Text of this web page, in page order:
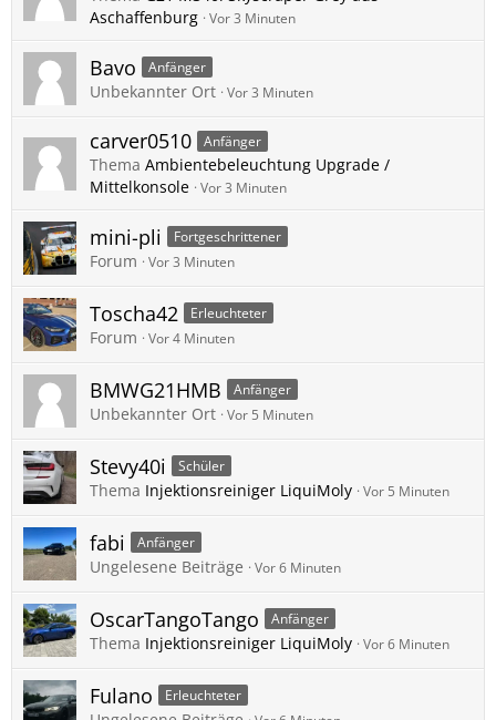
Aschaffenburg Vor 3 Minuten
Bavo Anfänger
Unbekannter Ort Vor 3 Minuten
carver0510 Anfänger
Thema Ambientebeleuchtung Upgrade /
Mittelkonsole Vor 3 Minuten
mini-pli Fortgeschrittener
Forum Vor 3 Minuten
Toscha42 Erleuchteter
Forum Vor 4 Minuten
BMWG21HMB Anfänger
Unbekannter Ort Vor 5 Minuten
Stevy40i Schüler
Thema Injektionsreiniger LiquiMoly Vor 5 Minuten
fabi Anfänger
Ungelesene Beiträge Vor 6 Minuten
OscarTangoTango Anfänger
Thema Injektionsreiniger LiquiMoly Vor 6 Minuten
Fulano Erleuchteter